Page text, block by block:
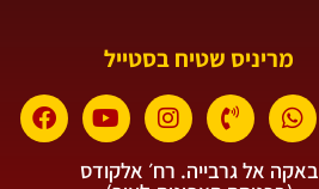
מריניס שטיח בסטייל
באקה אל גרבייה. רח׳ אלקודס